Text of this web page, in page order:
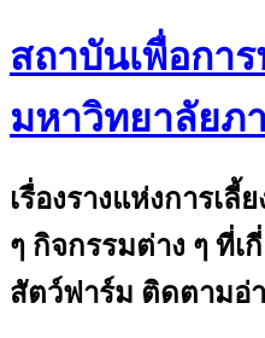
สถาบันเพื่อกา
มหาวิทยาลัยภ
เรื่องรางแห่งการเลี้
ๆ กิจกรรมต่าง ๆ ที่เ
สัตว์ฟาร์ม ติดตามอ่